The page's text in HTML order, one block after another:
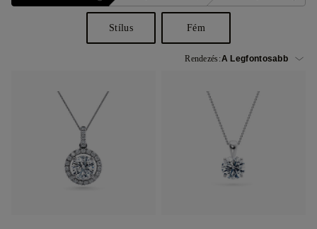
Stílus Fém
Rendezés: